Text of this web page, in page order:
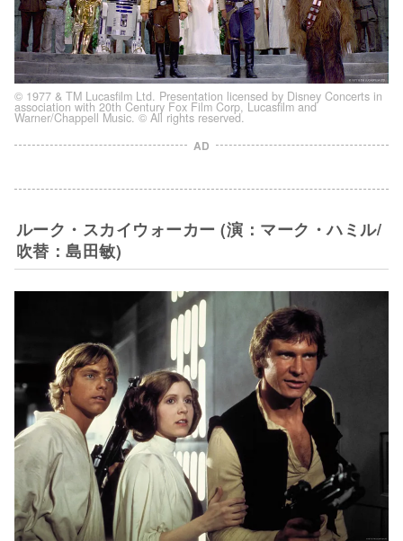
© 1977 & TM Lucasfilm Ltd. Presentation licensed by Disney Concerts in
association with 20th Century Fox Film Corp, Lucasfilm and
Warner/Chappell Music. © All rights reserved.
AD
ルーク・スカイウォーカー (演：マーク・ハミル/
吹替：島田敏)